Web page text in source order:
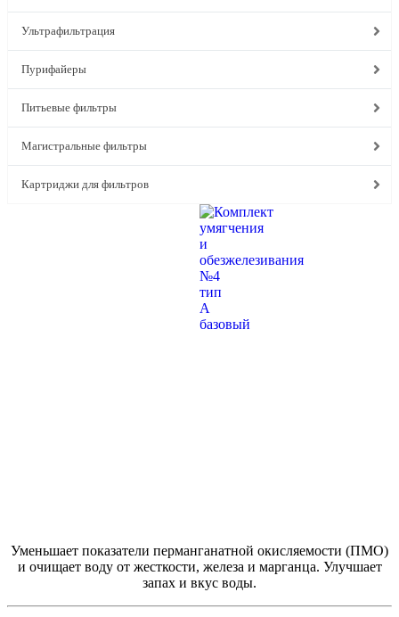
Ультрафильтрация
Пурифайеры
Питьевые фильтры
Магистральные фильтры
Картриджи для фильтров
Уменьшает показатели перманганатной окисляемости (ПМО)
и очищает воду от жесткости, железа и марганца. Улучшает
запах и вкус воды.